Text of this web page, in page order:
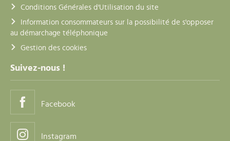
Conditions Générales d'Utilisation du site
Information consommateurs sur la possibilité de s'opposer
au démarchage téléphonique
Gestion des cookies
Suivez-nous !
Facebook
Instagram